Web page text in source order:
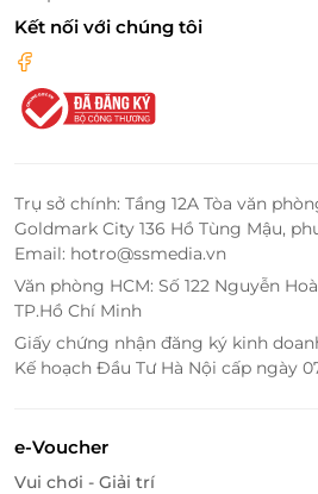
Phở không chỉ là món ăn, mà
ẩm thực Việt. Với Thẻ quà
trao gửi điều ấy một cách tinh
Inn - nơi truyền thống và hiện
Kết nối với chúng tôi
Trụ sở chính: Tầng 12A Tòa văn
Goldmark City 136 Hồ Tùng Mậu,
Email: hotro@ssmedia.vn
Văn phòng HCM: Số 122 Nguyễn
TP.Hồ Chí Minh
Giấy chứng nhận đăng ký kinh
Kế hoạch Đầu Tư Hà Nội cấp ngày
e-Voucher
Vui chơi - Giải trí